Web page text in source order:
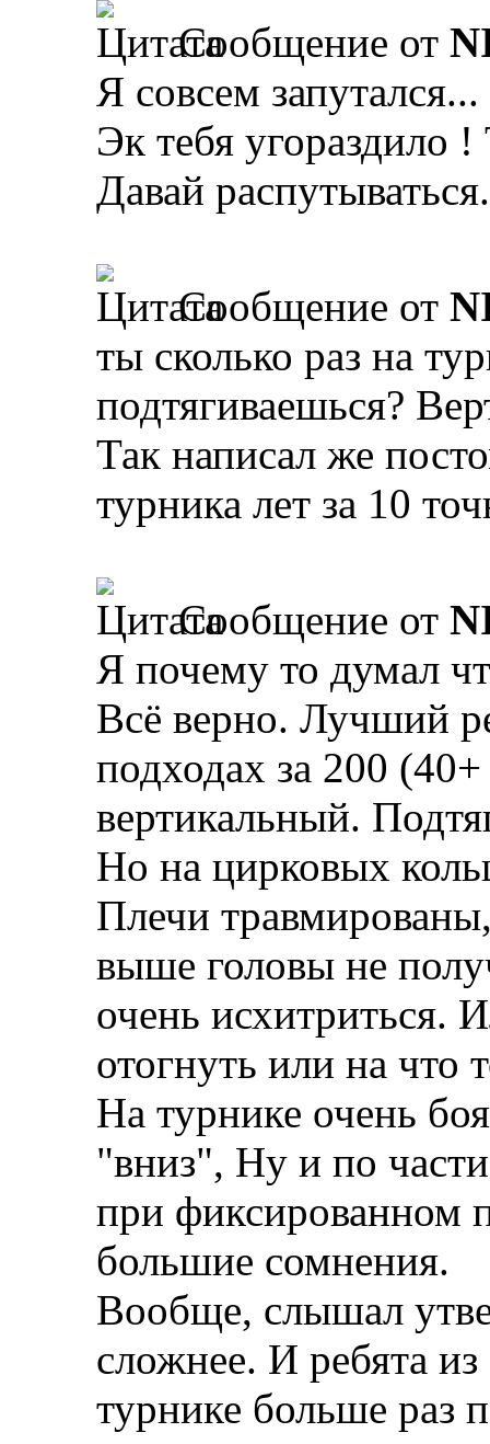
Сообщение от
Я совсем запутался...
Эк тебя угораздило !
Давай распутываться.
Сообщение от
ты сколько раз на
подтягиваешься?
Так написал же
турника лет за 10
Сообщение от
Я почему то думал
Всё верно. Лучший
подходах за 200
вертикальный.
Но на цирковых
Плечи
выше головы не
очень исхитриться.
отогнуть или на что
На турнике очень
"вниз", Ну и по
при фиксированном
большие сомнения.
Вообще, слышал
сложнее. И ребята из
турнике больше раз